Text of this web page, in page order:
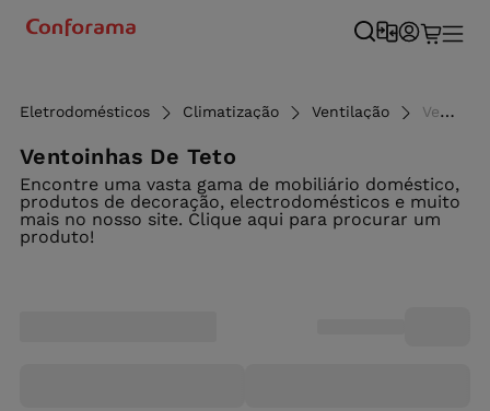
Eletrodomésticos Climatização Ventilação Ventoinhas de teto - Conforama
Ventoinhas De Teto
Encontre uma vasta gama de mobiliário doméstico,
produtos de decoração, electrodomésticos e muito
mais no nosso site. Clique aqui para procurar um
produto!